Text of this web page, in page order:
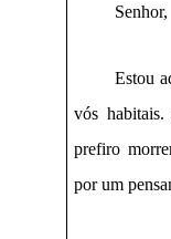
Senhor,
Estou
vós
prefiro
por um